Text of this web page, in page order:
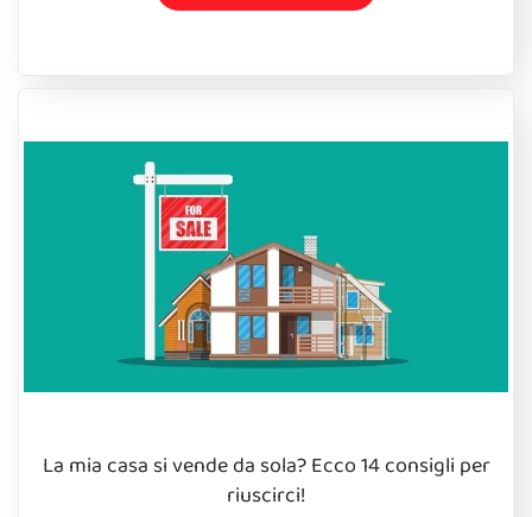
La mia casa si vende da sola? Ecco 14 consigli per
riuscirci!